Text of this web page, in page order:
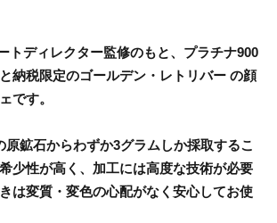
トディレクター監修のもと、プラチナ900
納税限定のゴールデン・レトリバー の顔
です。
原鉱石からわずか3グラムしか採取するこ
少性が高く、加工には高度な技術が必要
は変質・変色の心配がなく安心してお使